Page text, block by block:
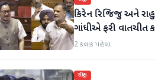
કિરેન રિજિજુ અને
ગાંધીએ ફરી વાતચીત
મહિલા અનામત અને
2 કલાક પહેલા
રાષ્ટ્રીય